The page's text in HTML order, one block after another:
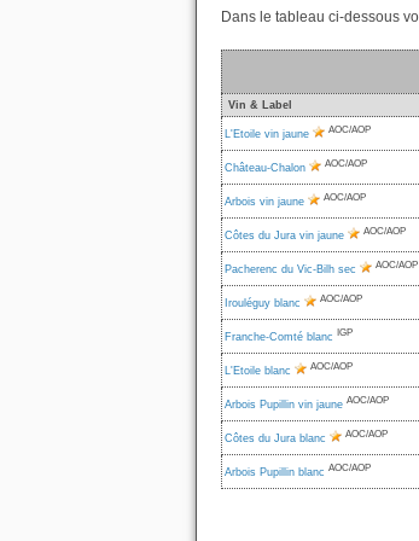
Dans le tableau ci-dessous
Vin & Label
L'Etoile vin jaune AOC/AOP
Château-Chalon AOC/AOP
Arbois vin jaune AOC/AOP
Côtes du Jura vin jaune AOC/AOP
Pacherenc du Vic-Bilh sec AOC/AOP
Irouléguy blanc AOC/AOP
Franche-Comté blanc IGP
L'Etoile blanc AOC/AOP
Arbois Pupillin vin jaune AOC/AOP
Côtes du Jura blanc AOC/AOP
Arbois Pupillin blanc AOC/AOP